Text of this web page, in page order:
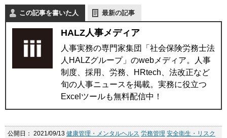
この記事を書いた人 最新の記事
HALZ人事メディア
人事実務の専門家集団「社会保険労務士法
人HALZグループ」のwebメディア。人事
制度、採用、労務、HRtech、法改正など
旬の人事ニュースを掲載。実務に役立つ
Excelツールも無料配信中！
公開日： 2021/09/13 健康管理・メンタルヘルス 労務管理 安全衛生・リスク